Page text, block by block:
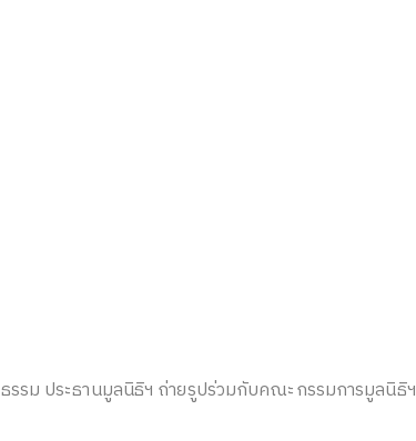
รรม ประธานมูลนิธิฯ ถ่ายรูปร่วมกับคณะกรรมการมูลนิธิฯ